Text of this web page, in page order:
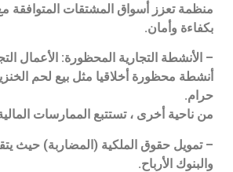
منظمة تعزز أسواق المشتقات المتوافقة
بكفاءة وأمان.
– الأنشطة التجارية المحظورة: الأعمال
أنشطة محظورة أخلاقيا مثل بيع لحم
حرام.
من ناحية أخرى ، تستتبع الممارسات
– تمويل حقوق الملكية (المضاربة) حيث
والبنوك الأرباح.